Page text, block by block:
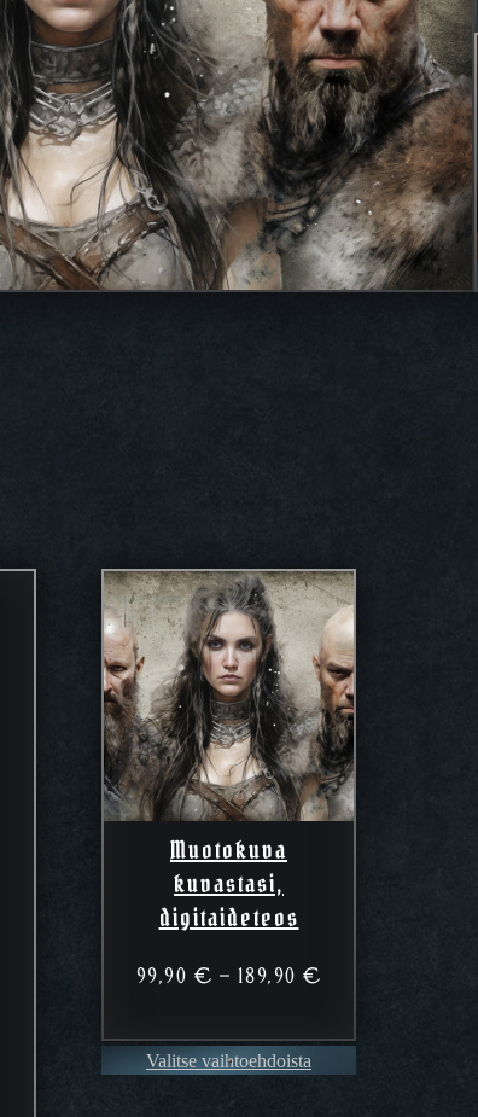
Muotokuva
kuvastasi,
digitaideteos
99,90 € – 189,90 €
–
Valitse vaihtoehdoista